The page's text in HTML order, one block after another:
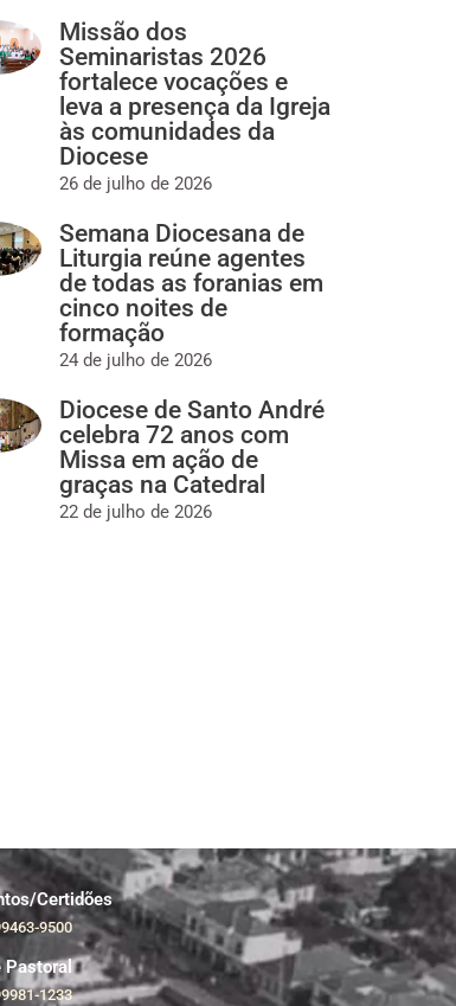
Missão dos
Seminaristas 2026
fortalece vocações e
leva a presença da Igreja
às comunidades da
Diocese
26 de julho de 2026
Semana Diocesana de
Liturgia reúne agentes
de todas as foranias em
cinco noites de
formação
24 de julho de 2026
Diocese de Santo André
celebra 72 anos com
Missa em ação de
graças na Catedral
22 de julho de 2026
Certidões
9500
Pastoral
1233